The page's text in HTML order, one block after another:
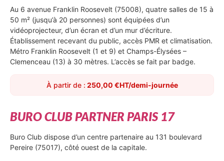
Au 6 avenue Franklin Roosevelt (75008), quatre salles de 15 à
50 m² (jusqu’à 20 personnes) sont équipées d’un
vidéoprojecteur, d’un écran et d’un mur d’écriture.
Établissement recevant du public, accès PMR et climatisation.
Métro Franklin Roosevelt (1 et 9) et Champs-Élysées –
Clemenceau (13) à 30 mètres. L’accès se fait par badge.
À partir de : 250,00 €HT/demi-journée
BURO CLUB PARTNER PARIS 17
Buro Club dispose d’un centre partenaire au 131 boulevard
Pereire (75017), côté ouest de la capitale.